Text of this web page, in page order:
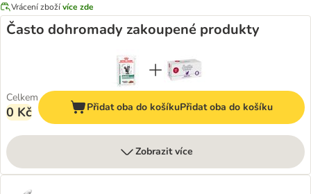
Vrácení zbožívíce zde
Často dohromady zakoupené produkty
Celkem
0 Kč Přidat oba do košíkuPřidat oba do košíku
Zobrazit více